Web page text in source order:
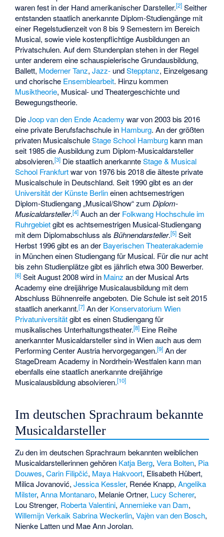
waren fest in der Hand amerikanischer Darsteller.[2] Seither
entstanden staatlich anerkannte Diplom-Studiengänge mit
einer Regelstudienzeit von 8 bis 9 Semestern im Bereich
Musical, sowie viele kostenpflichtige Ausbildungen an
Privatschulen. Auf dem Stundenplan stehen in der Regel
unter anderem eine schauspielerische Grundausbildung,
Ballett, Moderner Tanz,Jazz- undStepptanz, Einzelgesang
und chorische Ensemblearbeit. Hinzu kommen
Musiktheorie, Musical- und Theatergeschichte und
Bewegungstheorie.
DieJoop van den Ende Academy war von 2003 bis 2016
eine private Berufsfachschule in Hamburg. An der größten
privaten MusicalschuleStage School Hamburgkann man
seit 1985 die Ausbildung zum Diplom-Musicaldarsteller
absolvieren.[3] Die staatlich anerkannteStage & Musical
School Frankfurtwar von 1976 bis 2018 die älteste private
Musicalschule in Deutschland. Seit 1990 gibt es an der
Universität der Künste Berlineinen achtsemestrigen
Diplom-Studiengang „Musical/Show“ zumDiplom-
Musicaldarsteller.[4] Auch an der Folkwang Hochschule im
Ruhrgebietgibt es achtsemestrigen Musical-Studiengang
mit dem Diplomabschluss alsBühnendarsteller.[5] Seit
Herbst 1996 gibt es an der Bayerischen Theaterakademie
in München einen Studiengang für Musical. Für die nur acht
bis zehn Studienplätze gibt es jährlich etwa 300 Bewerber.
[6] Seit August 2008 wird in Mainz an der Musical Arts
Academy eine dreijährige Musicalausbildung mit dem
Abschluss Bühnenreife angeboten. Die Schule ist seit 2015
staatlich anerkannt.[7] An der Konservatorium Wien
Privatuniversitätgibt es einen Studiengang für
musikalisches Unterhaltungstheater.[8] Eine Reihe
anerkannter Musicaldarsteller sind in Wien auch aus dem
Performing Center Austria hervorgegangen.[9] An der
StageDream Academy in Nordrhein-Westfalen kann man
ebenfalls eine staatlich anerkannte dreijährige
Musicalausbildung absolvieren.[10]
Im deutschen Sprachraum bekannte
Musicaldarsteller
Zu den im deutschen Sprachraum bekannten weiblichen
Musicaldarstellerinnen gehören Katja Berg,Vera Bolten, Pia
Douwes,Carin Filipčić, Maya Hakvoort, Elisabeth Hübert,
Milica Jovanović,Jessica Kessler, Renée Knapp,Angelika
Milster,Anna Montanaro, Melanie Ortner, Lucy Scherer,
Lou Strenger, Roberta Valentini,Annemieke van Dam,
Willemijn Verkaik Sabrina Weckerlin,Vajèn van den Bosch,
Nienke Latten und Mae Ann Jorolan.